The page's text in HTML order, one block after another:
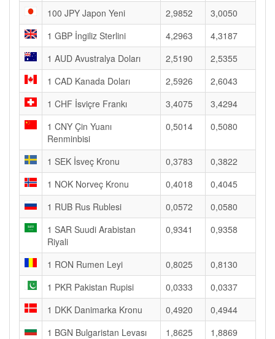
100 JPY Japon Yeni
2,9852
3,0050
1 GBP İngiliz Sterlini
4,2963
4,3187
1 AUD Avustralya Doları
2,5190
2,5355
1 CAD Kanada Doları
2,5926
2,6043
1 CHF İsviçre Frankı
3,4075
3,4294
1 CNY Çin Yuanı
Renminbisi
0,5014 0,5080
1 SEK İsveç Kronu 0,3783
0,3822
1 NOK Norveç Kronu
0,4018
0,4045
1 RUB Rus Rublesi
0,0572
0,0580
1 SAR Suudi Arabistan
Riyali
0,9341 0,9358
1 RON Rumen Leyi 0,8025
0,8130
1 PKR Pakistan Rupisi
0,0333
0,0337
1 DKK Danimarka Kronu
0,4920
0,4944
1 BGN Bulgaristan Levası
1,8625
1,8869